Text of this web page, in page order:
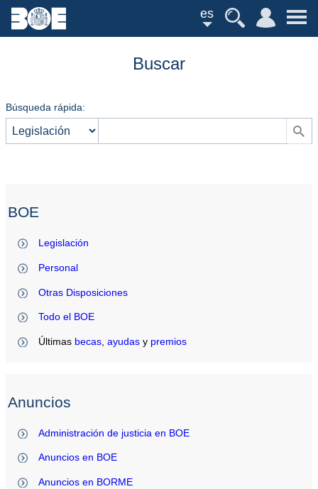
es
Buscar
Búsqueda rápida:
BOE
Legislación
Personal
Otras Disposiciones
Todo el BOE
Últimas becas ,ayudas y premios
Anuncios
Administración de justicia en BOE
Anuncios en BOE
Anuncios en BORME